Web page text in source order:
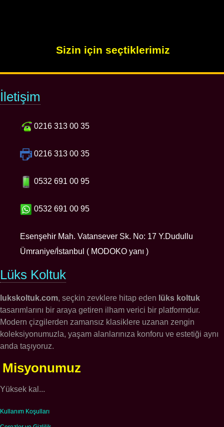
Sizin için seçtiklerimiz
İletişim
0216 313 00 35
0216 313 00 35
0532 691 00 95
0532 691 00 95
Esenşehir Mah. Vatansever Sk. No: 17 Y.Dudullu
Ümraniye/İstanbul ( MODOKO yanı )
Lüks Koltuk
lukskoltuk.com, seçkin zevklere hitap eden lüks koltuk
tasarımlarını bir araya getiren ilham verici bir platformdur.
Modern çizgilerden zamansız klasiklere uzanan zengin
koleksiyonumuzla, yaşam alanlarınıza konforu ve estetiği aynı
anda taşıyoruz.
Misyonumuz
Yüksek kal...
Kullanım Koşulları